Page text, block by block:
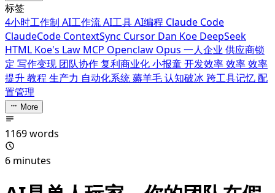
标签
4小时工作制 AI工作流AI工具AI编程 Claude Code
ClaudeCode ContextSync Cursor Dan Koe DeepSeek
HTML Koe's Law MCP Openclaw Opus 一人企业 供应商锁
定 写作变现 团队协作复利商业化小报童开发效率效率效率
提升教程 生产力 自动化系统薅羊毛认知破冰 跨工具记忆配
置管理
More
1169 words
6 minutes